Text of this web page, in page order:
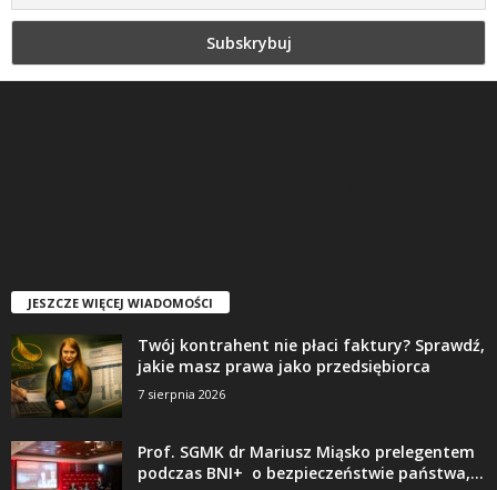
JESZCZE WIĘCEJ WIADOMOŚCI
Twój kontrahent nie płaci faktury? Sprawdź,
jakie masz prawa jako przedsiębiorca
7 sierpnia 2026
Prof. SGMK dr Mariusz Miąsko prelegentem
podczas BNI+ o bezpieczeństwie państwa,...